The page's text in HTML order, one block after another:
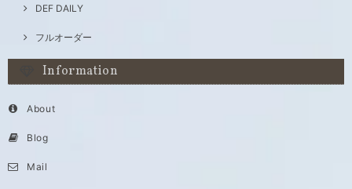
DEF DAILY
フルオーダー
Information
About
Blog
Mail